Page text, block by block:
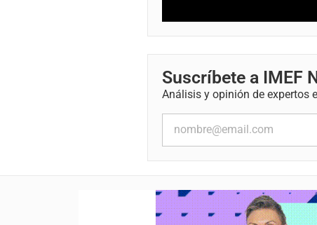
Suscríbete a IMEF
Análisis y opinión de expertos